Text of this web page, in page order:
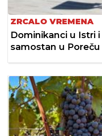
ZRCALO VREMENA
Dominikanci u Istri
samostan u Poreču